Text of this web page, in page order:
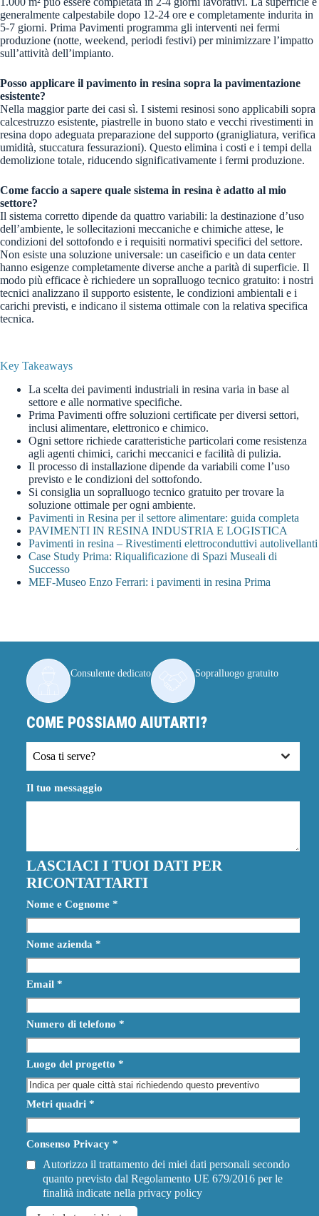
generalmente calpestabile dopo 12-24 ore e completamente indurita in
5-7 giorni. Prima Pavimenti programma gli interventi nei fermi
produzione (notte, weekend, periodi festivi) per minimizzare l’impatto
sull’attività dell’impianto.
Posso applicare il pavimento in resina sopra la pavimentazione
esistente?
Nella maggior parte dei casi sì. I sistemi resinosi sono applicabili sopra
calcestruzzo esistente, piastrelle in buono stato e vecchi rivestimenti in
resina dopo adeguata preparazione del supporto (granigliatura, verifica
umidità, stuccatura fessurazioni). Questo elimina i costi e i tempi della
demolizione totale, riducendo significativamente i fermi produzione.
Come faccio a sapere quale sistema in resina è adatto al mio
settore?
Il sistema corretto dipende da quattro variabili: la destinazione d’uso
dell’ambiente, le sollecitazioni meccaniche e chimiche attese, le
condizioni del sottofondo e i requisiti normativi specifici del settore.
Non esiste una soluzione universale: un caseificio e un data center
hanno esigenze completamente diverse anche a parità di superficie. Il
modo più efficace è richiedere un sopralluogo tecnico gratuito: i nostri
tecnici analizzano il supporto esistente, le condizioni ambientali e i
carichi previsti, e indicano il sistema ottimale con la relativa specifica
tecnica.
Key Takeaways
La scelta dei pavimenti industriali in resina varia in base al
settore e alle normative specifiche.
Prima Pavimenti offre soluzioni certificate per diversi settori,
inclusi alimentare, elettronico e chimico.
Ogni settore richiede caratteristiche particolari come resistenza
agli agenti chimici, carichi meccanici e facilità di pulizia.
Il processo di installazione dipende da variabili come l’uso
previsto e le condizioni del sottofondo.
Si consiglia un sopralluogo tecnico gratuito per trovare la
soluzione ottimale per ogni ambiente.
Pavimenti in Resina per il settore alimentare: guida completa
PAVIMENTI IN RESINA INDUSTRIA E LOGISTICA
Pavimenti in resina – Rivestimenti elettroconduttivi autolivellanti
Case Study Prima: Riqualificazione di Spazi Museali di
Successo
MEF-Museo Enzo Ferrari: i pavimenti in resina Prima
Consulente dedicato Sopralluogo gratuito
COME POSSIAMO AIUTARTI?
Cosa ti serve?
Il tuo messaggio
LASCIACI I TUOI DATI PER
RICONTATTARTI
Nome e Cognome *
Nome azienda *
Email *
Numero di telefono *
Luogo del progetto *
Metri quadri *
Consenso Privacy *
Autorizzo il trattamento dei miei dati personali secondo
quanto previsto dal Regolamento UE 679/2016 per le
finalità indicate nella privacy policy